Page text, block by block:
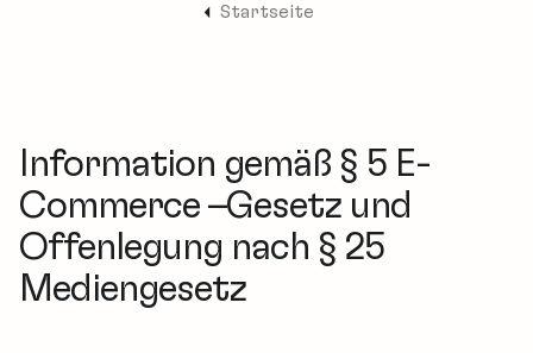
Startseite
Information gemäß § 5 E-
Commerce –Gesetz und
Offenlegung nach § 25
Mediengesetz